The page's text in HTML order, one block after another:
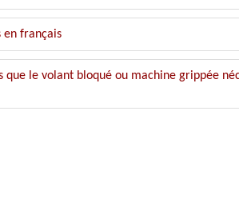
en français
que le volant bloqué ou machine grippée